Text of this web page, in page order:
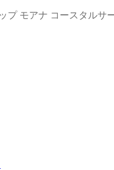
プ モアナ コースタルサ